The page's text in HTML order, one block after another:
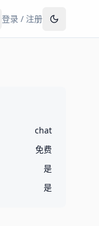
登录 / 注册
chat
免费
是
是